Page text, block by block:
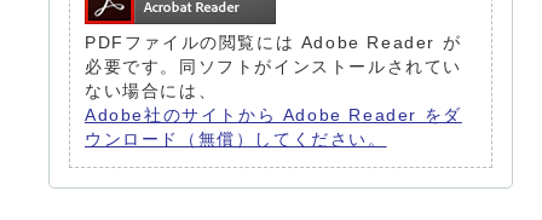
PDFファイルの閲覧には Adobe Reader が
必要です。同ソフトがインストールされてい
ない場合には、
Adobe社のサイトから Adobe Reader をダ
ウンロード（無償）してください。